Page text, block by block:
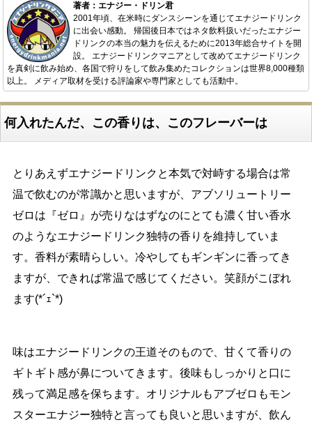
著者：エナジー・ドリン君
2001年頃、在米時にダンスシーンを通じてエナジードリンク
に出会い感動。 帰国後日本ではネタ飲料扱いだったエナジー
ドリンクの本当の魅力を伝えるために2013年総合サイトを開
設。 エナジードリンクマニアとして改めてエナジードリンク
を真剣に飲み始め、各国で狩りをして飲み集めたコレクションは世界8,000種類
以上。 メディア取材を受ける評論家や専門家としても活動中。
何入れたんだ、この香りは、このフレーバーは
とりあえずエナジードリンクと本気で対峙する場合は常
温で飲むのが常識かと思いますが、アブソリュートリー
ゼロは『ゼロ』が売りなはずなのにとても濃く甘い香水
のようなエナジードリンク独特の香りを維持していま
す。香料が素晴らしい。冷やしてもギンギンに香ってき
ますが、できれば常温で感じてください。笑顔がこぼれ
ます(*´ｪ`*)
味はエナジードリンクの王道そのもので、甘くて香りの
ギトギト感が鼻についてきます。後味もしっかりと口に
残って満足感を保ちます。オリジナルもアブゼロもモン
スターエナジー独特と言っても良いと思いますが、飲ん